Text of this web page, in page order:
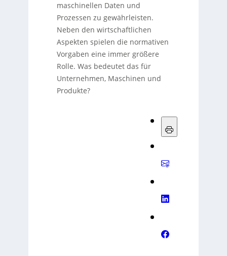
maschinellen Daten und
Prozessen zu gewährleisten.
Neben den wirtschaftlichen
Aspekten spielen die normativen
Vorgaben eine immer größere
Rolle. Was bedeutet das für
Unternehmen, Maschinen und
Produkte?